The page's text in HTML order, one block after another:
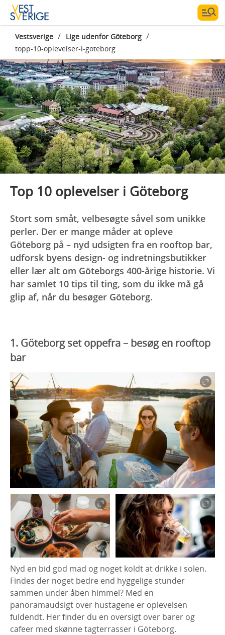
Vestsverige / Lige udenfor Göteborg /
topp-10-oplevelser-i-goteborg
Photographer:
Top 10 oplevelser i Göteborg
Stort som småt, velbesøgte såvel som unikke
perler. Der er mange måder at opleve
Göteborg på – nyd udsigten fra en rooftop bar,
udforsk byens design- og indretningsbutikker
eller lær alt om Göteborgs 400-årige historie. Vi
har samlet 10 tips til ting, som du ikke må gå
glip af, når du besøger Göteborg.
1. Göteborg set oppefra – besøg en rooftop
bar
Nyd en bid god mad og noget koldt at drikke i solen.
Findes der noget bedre end hyggelige stunder
sammen under åben himmel? Med en
panoramaudsigt over hustagene er oplevelsen
fuldendt. Her finder du en oversigt over barer og
cafeer med skønne tagterrasser i Göteborg.